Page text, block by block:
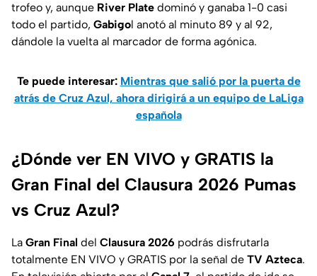
trofeo y, aunque River Plate dominó y ganaba 1-0 casi
todo el partido, Gabigol anotó al minuto 89 y al 92,
dándole la vuelta al marcador de forma agónica.
Te puede interesar: Mientras que salió por la puerta de
atrás de Cruz Azul, ahora dirigirá a un equipo de LaLiga
española
¿Dónde ver EN VIVO y GRATIS la
Gran Final del Clausura 2026 Pumas
vs Cruz Azul?
La Gran Final del Clausura 2026 podrás disfrutarla
totalmente EN VIVO y GRATIS por la señal de TV Azteca.